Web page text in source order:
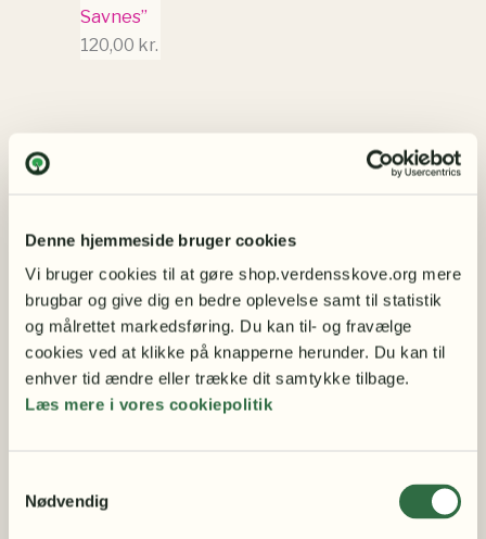
Denne hjemmeside bruger cookies
Vi bruger cookies til at gøre shop.verdensskove.org mere
brugbar og give dig en bedre oplevelse samt til statistik
og målrettet markedsføring. Du kan til- og fravælge
cookies ved at klikke på knapperne herunder. Du kan til
enhver tid ændre eller trække dit samtykke tilbage.
Læs mere i vores cookiepolitik
Nødvendig
Savnes”
120,00 kr.
STØT SKOVENE
Donation
Bliv støttemedlem
Kontakt
Handelsbetingelser
CERTIFIKATER
Regnskovscertifikater
Bøger om naturbevarelse